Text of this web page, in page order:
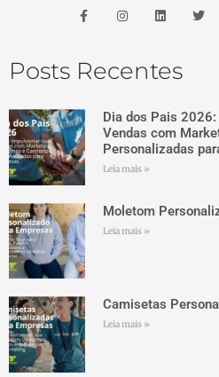
Posts Recentes
Dia dos Pais
Vendas com
Personalizadas
Leia mais »
Moletom
Leia mais »
Camisetas
Leia mais »